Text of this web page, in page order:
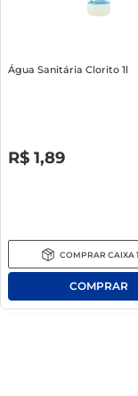
Água Sanitária Clorito 1l
R$ 1,89
COMPRAR CAIXA